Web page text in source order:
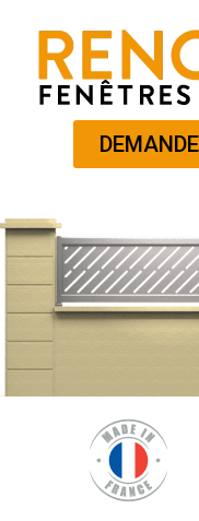
contenu